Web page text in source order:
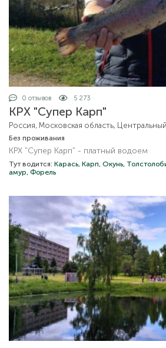
0 отзывов 5 273
КРХ "Супер Карп"
Россия, Московская область,
Без проживания
КРХ "Супер Карп" - платный водоем
Тут водится: Карась, Карп, Окунь,
амур, Форель